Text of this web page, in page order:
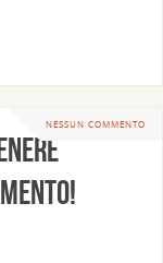
NESSUN COMMENTO